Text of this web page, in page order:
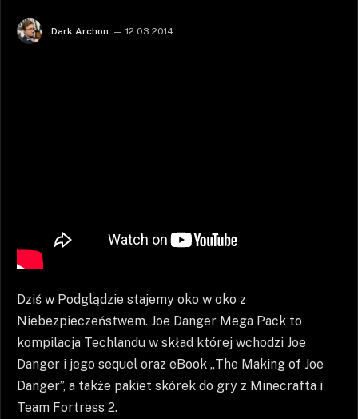
Dark Archon 12.03.2014
Dziś w Podglądzie stajemy oko w oko z
Niebezpieczeństwem. Joe Danger Mega Pack to
kompilacja Techlandu w skład której wchodzi Joe
Danger i jego sequel oraz eBook „The Making of Joe
Danger”, a także pakiet skórek do gry z Minecrafta i
Team Fortress 2.